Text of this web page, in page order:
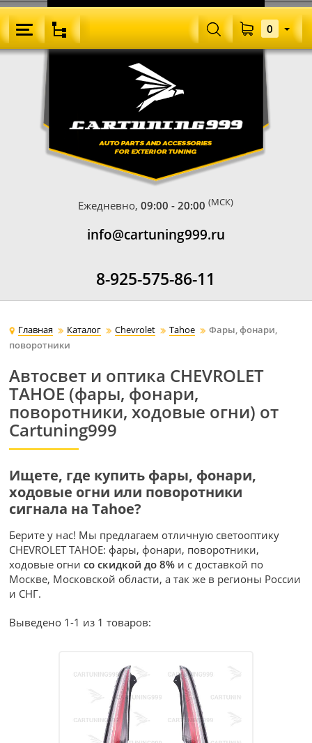
Ежедневно,09:00 - 20:00 (МСК)
info@cartuning999.ru
8-925-575-86-11
0
Главная Каталог Chevrolet Tahoe
Фары, фонари,
поворотники
Автосвет и оптика CHEVROLET
TAHOE (фары, фонари,
поворотники, ходовые огни) от
Cartuning999
Ищете, где купить фары, фонари,
ходовые огни или поворотники
сигнала на Tahoe?
Берите у нас! Мы предлагаем отличную светооптику
CHEVROLET TAHOE: фары, фонари, поворотники,
ходовые огнисо скидкой до 8% и с доставкой по
Москве, Московской области, а так же в регионы России
и СНГ.
Выведено 1-1 из 1 товаров: